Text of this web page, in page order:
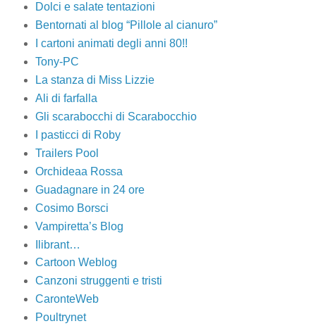
Dolci e salate tentazioni
Bentornati al blog “Pillole al cianuro”
I cartoni animati degli anni 80!!
Tony-PC
La stanza di Miss Lizzie
Ali di farfalla
Gli scarabocchi di Scarabocchio
I pasticci di Roby
Trailers Pool
Orchideaa Rossa
Guadagnare in 24 ore
Cosimo Borsci
Vampiretta’s Blog
Ilibrant…
Cartoon Weblog
Canzoni struggenti e tristi
CaronteWeb
Poultrynet